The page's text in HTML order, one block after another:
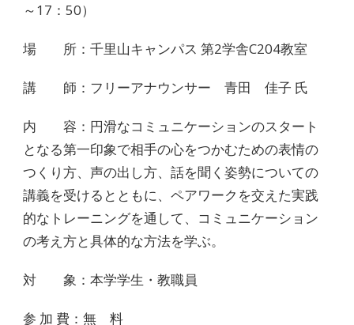
～17 ： 50）
場 所：千里山キャンパス 第2学舎C204教室
講 師：フリーアナウンサー 青田 佳子 氏
内 容：円滑なコミュニケーションのスタート
となる第一印象で相手の心をつかむための表情の
つくり方、声の出し方、話を聞く姿勢についての
講義を受けるとともに、ペアワークを交えた実践
的なトレーニングを通して、コミュニケーション
の考え方と具体的な方法を学ぶ。
対 象：本学学生・教職員
参 加 費：無 料